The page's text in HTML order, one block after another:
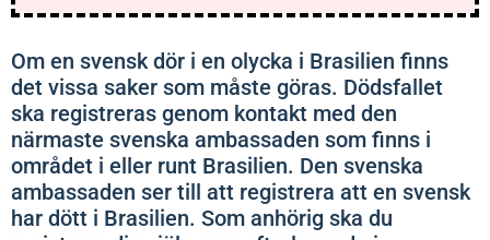
Om en svensk dör i en olycka i Brasilien finns
det vissa saker som måste göras. Dödsfallet
ska registreras genom kontakt med den
närmaste svenska ambassaden som finns i
området i eller runt Brasilien. Den svenska
ambassaden ser till att registrera att en svensk
har dött i Brasilien. Som anhörig ska du